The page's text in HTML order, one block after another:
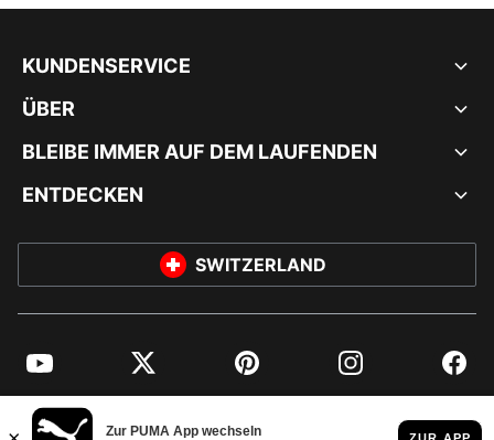
KUNDENSERVICE
ÜBER
BLEIBE IMMER AUF DEM LAUFENDEN
ENTDECKEN
SWITZERLAND
YouTube Twitter Pinterest Instagram
© PUMA EUROPE GMBH, 2026. ALLE RECHTE VORBEHALTEN
IMPRESSUM UND RECHTLICHE HINWEISE